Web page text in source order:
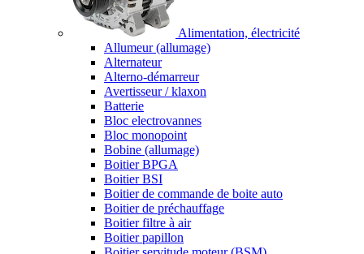
Alimentation, électricité
Allumeur (allumage)
Alternateur
Alterno-démarreur
Avertisseur / klaxon
Batterie
Bloc electrovannes
Bloc monopoint
Bobine (allumage)
Boitier BPGA
Boitier BSI
Boitier de commande de boite auto
Boitier de préchauffage
Boitier filtre à air
Boitier papillon